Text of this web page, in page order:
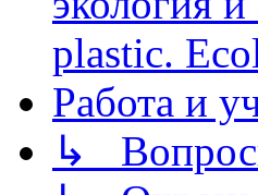
plastic.
Работа и
↳